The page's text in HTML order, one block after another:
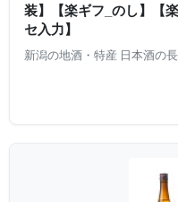
装】【楽ギフ_のし】【
セ入力】
新潟の地酒・特産 日本酒の